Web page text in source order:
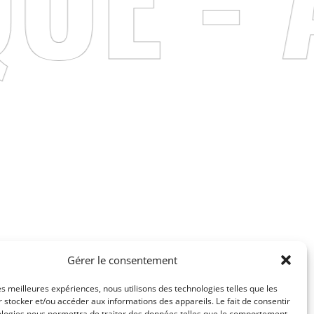
Gérer le consentement
meilleures expériences, nous utilisons des technologies telles que les
stocker et/ou accéder aux informations des appareils. Le fait de consentir
.